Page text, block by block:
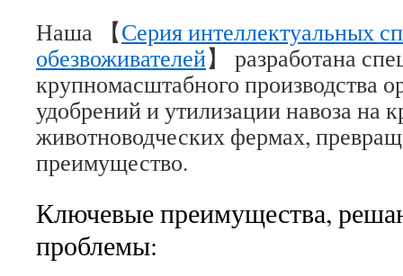
Наша 【Серия интеллектуальных
обезвоживателей】 разработана
крупномасштабного производства
удобрений и утилизации навоза на
животноводческих фермах,
преимущество.
Ключевые преимущества,
проблемы: